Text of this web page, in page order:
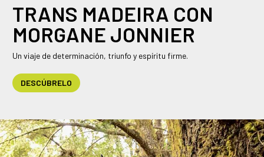
TRANS MADEIRA CON
MORGANE JONNIER
Un viaje de determinación, triunfo y espíritu firme.
DESCÚBRELO